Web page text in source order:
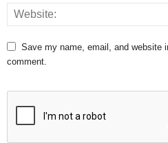
Save my name, email, and website
comment.